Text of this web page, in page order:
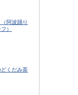
阿波踊り
）
くだみ茶